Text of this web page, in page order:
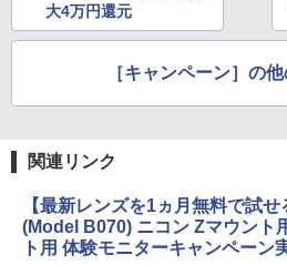
大4万円還元
［キャンペーン］の
関連リンク
【最新レンズを1ヵ月無料で試
(Model B070) ニコン Zマウント
ト用 体験モニターキャンペーン